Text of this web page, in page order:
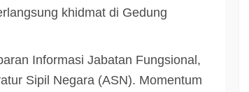
khidmat di Gedung
Informasi Jabatan Fungsional,
Sipil Negara (ASN). Momentum